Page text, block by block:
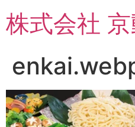
ン
テ
ス
キ
ッ
株式会社